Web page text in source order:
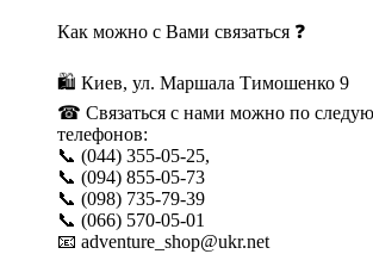
Как можно с Вами связаться ❓
🛍 Киев, ул. Маршала Тимошенко 9
☎ Связаться с нами можно по
телефонов:
📞 (044) 355-05-25,
📞 (094) 855-05-73
📞 (098) 735-79-
📞 (066) 570-05-01
📧 adventure_shop@ukr.net